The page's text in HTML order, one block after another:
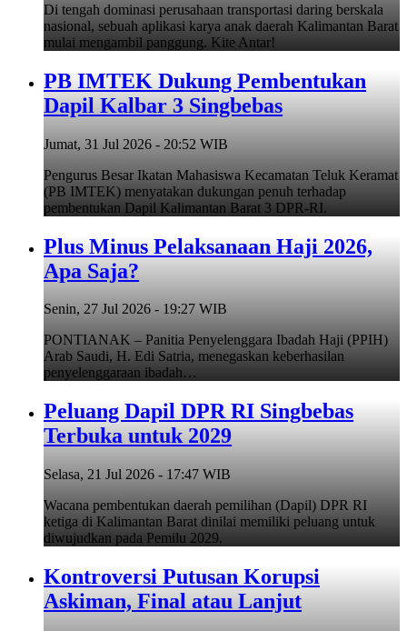
Di tengah dominasi perusahaan transportasi daring berskala
nasional, sebuah aplikasi karya anak daerah Kalimantan Barat
mulai mengambil panggung. Kite Antar!
PB IMTEK Dukung Pembentukan
Dapil Kalbar 3 Singbebas
Jumat, 31 Jul 2026 - 20:52 WIB
Pengurus Besar Ikatan Mahasiswa Kecamatan Teluk Keramat
(PB IMTEK) menyatakan dukungan penuh terhadap
pembentukan Dapil Kalimantan Barat 3 DPR-RI.
Plus Minus Pelaksanaan Haji 2026,
Apa Saja?
Senin, 27 Jul 2026 - 19:27 WIB
PONTIANAK – Panitia Penyelenggara Ibadah Haji (PPIH)
Arab Saudi, H. Edi Satria, menegaskan keberhasilan
penyelenggaraan ibadah…
Peluang Dapil DPR RI Singbebas
Terbuka untuk 2029
Selasa, 21 Jul 2026 - 17:47 WIB
Wacana pembentukan daerah pemilihan (Dapil) DPR RI
ketiga di Kalimantan Barat dinilai memiliki peluang untuk
diwujudkan pada Pemilu 2029.
Kontroversi Putusan Korupsi
Askiman, Final atau Lanjut